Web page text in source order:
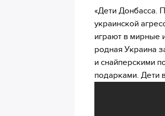
«Дети Донбасса.
украинской
играют в мирные
родная Украина
и снайперскими
подарками. Дети